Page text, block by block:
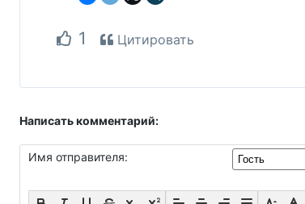
1 Цитировать
Написать комментарий:
Имя отправителя: